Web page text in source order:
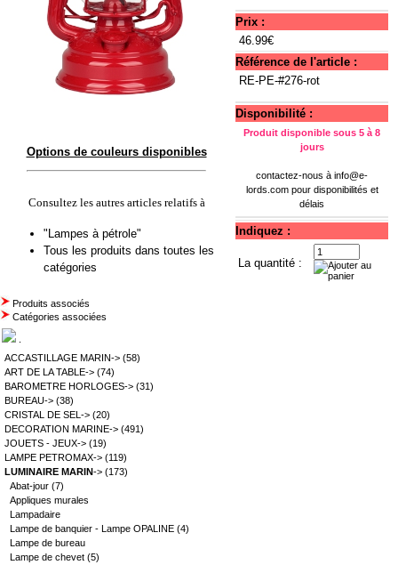
Options de couleurs disponibles
Consultez les autres articles relatifs à
"Lampes à pétrole"
Tous les produits dans toutes les
catégories
Prix :
46.99€
Référence de l'article :
RE-PE-#276-rot
Disponibilité :
Produit disponible sous 5 à 8
jours
contactez-nous à info@e-
lords.compour disponibilités et
délais
Indiquez :
La quantité :
Produits associés
Catégories associées
ACCASTILLAGE MARIN-> (58)
ART DE LA TABLE-> (74)
BAROMETRE HORLOGES-> (31)
BUREAU-> (38)
CRISTAL DE SEL-> (20)
DECORATION MARINE-> (491)
JOUETS - JEUX-> (19)
LAMPE PETROMAX-> (119)
LUMINAIRE MARIN-> (173)
Abat-jour (7)
Appliques murales
Lampadaire
Lampe de banquier - Lampe OPALINE (4)
Lampe de bureau
Lampe de chevet (5)